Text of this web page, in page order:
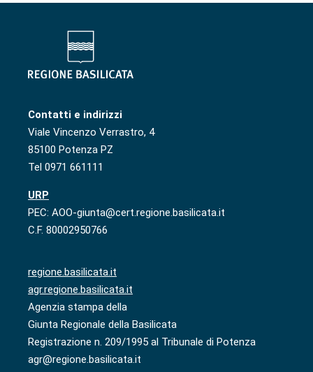
Contatti e indirizzi
Viale Vincenzo Verrastro, 4
85100 Potenza PZ
Tel 0971 661111
URP
PEC: AOO-giunta@cert.regione.basilicata.it
C.F. 80002950766
regione.basilicata.it
agr.regione.basilicata.it
Agenzia stampa della
Giunta Regionale della Basilicata
Registrazione n. 209/1995 al Tribunale di Potenza
agr@regione.basilicata.it